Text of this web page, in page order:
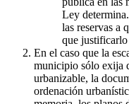
Ley
las reservas a
que
En el caso que la
municipio sólo exija
urbanizable, la
ordenación